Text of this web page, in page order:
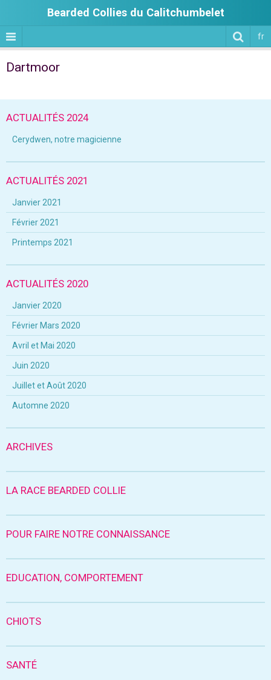
Bearded Collies du Calitchumbelet
fr
Dartmoor
ACTUALITÉS 2024
Cerydwen, notre magicienne
ACTUALITÉS 2021
Janvier 2021
Février 2021
Printemps 2021
ACTUALITÉS 2020
Janvier 2020
Février Mars 2020
Avril et Mai 2020
Juin 2020
Juillet et Août 2020
Automne 2020
ARCHIVES
LA RACE BEARDED COLLIE
POUR FAIRE NOTRE CONNAISSANCE
EDUCATION, COMPORTEMENT
CHIOTS
SANTÉ